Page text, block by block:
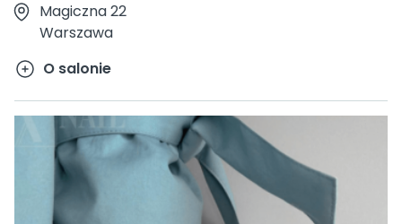
Magiczna 22
Warszawa
O salonie